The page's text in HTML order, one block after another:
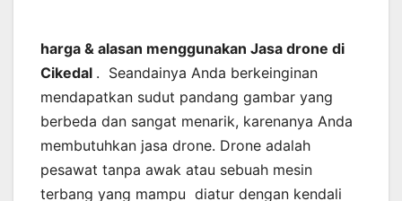
harga & alasan menggunakan Jasa drone di
Cikedal . Seandainya Anda berkeinginan
mendapatkan sudut pandang gambar yang
berbeda dan sangat menarik, karenanya Anda
membutuhkan jasa drone. Drone adalah
pesawat tanpa awak atau sebuah mesin
terbang yang mampu diatur dengan kendali